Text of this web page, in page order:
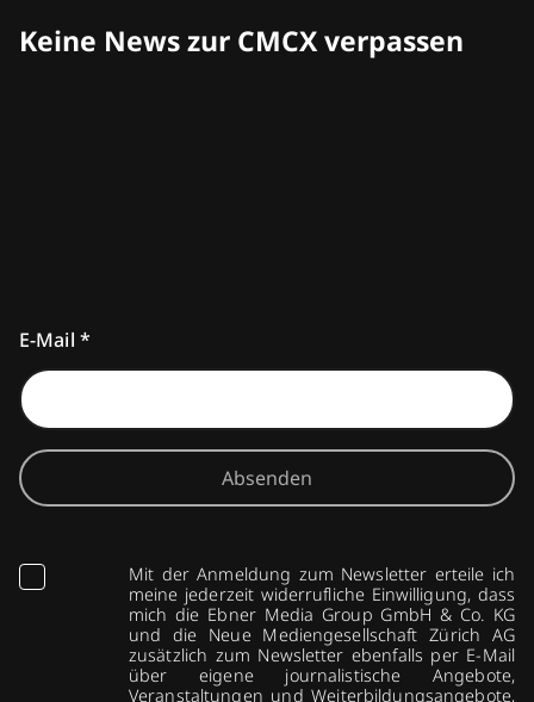
Keine News zur CMCX verpassen
E-Mail *
Absenden
Mit der Anmeldung zum Newsletter erteile ich
meine jederzeit widerrufliche Einwilligung, dass
mich die Ebner Media Group GmbH & Co. KG
und die Neue Mediengesellschaft Zürich AG
zusätzlich zum Newsletter ebenfalls per E-Mail
über eigene journalistische Angebote,
Veranstaltungen und Weiterbildungsangebote,